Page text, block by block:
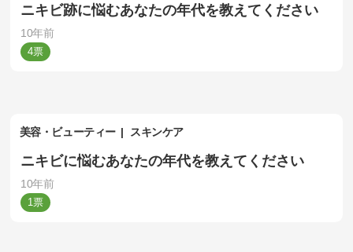
ニキビ跡に悩むあなたの年代を教えてください
10年前
4
美容・ビューティー スキンケア
ニキビに悩むあなたの年代を教えてください
10年前
1